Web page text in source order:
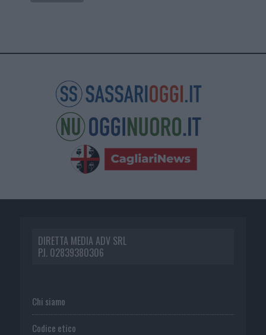
DIRETTA MEDIA ADV SRL
P.I. 02839380306
Chi siamo
Codice etico